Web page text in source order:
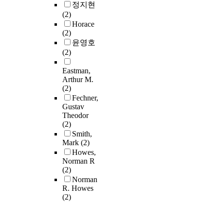
정지현
(2)
Horace
(2)
윤영호
(2)
Eastman,
Arthur M.
(2)
Fechner,
Gustav
Theodor
(2)
Smith,
Mark (2)
Howes,
Norman R
(2)
Norman
R. Howes
(2)